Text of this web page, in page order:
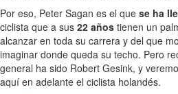
Por eso, Peter Sagan es el que se ha
ciclista que a sus 22 años tienen un
alcanzar en toda su carrera y del que
imaginar donde queda su techo. Pero
general ha sido Robert Gesink, y
aquí en adelante el ciclista holandés.